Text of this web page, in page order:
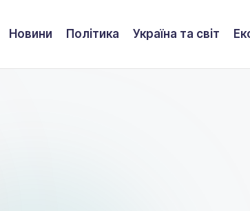
Новини Політика Україна та світ